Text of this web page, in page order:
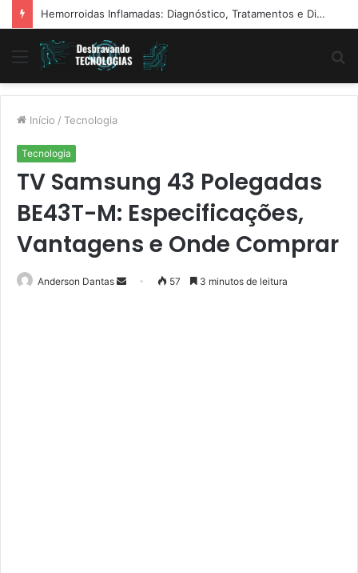
Exame de ECG: o que é, para que serve, como funciona e o que pode detectar
Menu
Início / Tecnologia
Tecnologia
TV Samsung 43 Polegadas
BE43T-M: Especificações,
Vantagens e Onde Comprar
Anderson Dantas
Mande
57 3 minutos de leitura